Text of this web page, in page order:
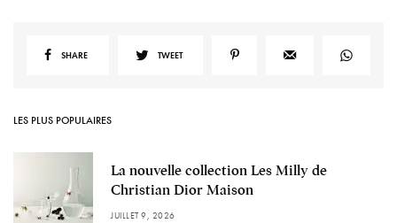
SHARE TWEET
LES PLUS POPULAIRES
La nouvelle collection Les Milly de
Christian Dior Maison
JUILLET 9, 2026